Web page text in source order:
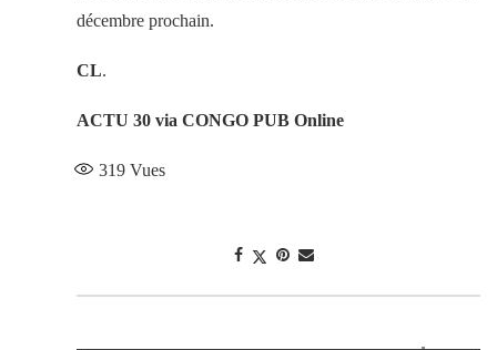
décembre prochain.
CL.
ACTU 30 via CONGO PUB Online
319 Vues